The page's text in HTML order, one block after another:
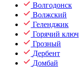
Волгодонск
Волжский
Геленджик
Горячий ключ
Грозный
Дербент
Домбай